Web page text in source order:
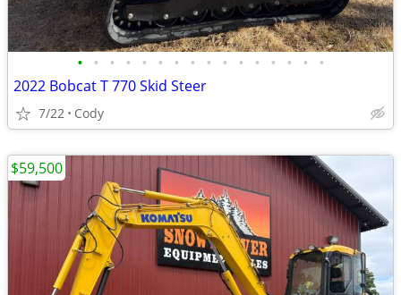
• • • • • • • • • • • • • • • •
2022 Bobcat T 770 Skid Steer
7/22 Cody
$59,500